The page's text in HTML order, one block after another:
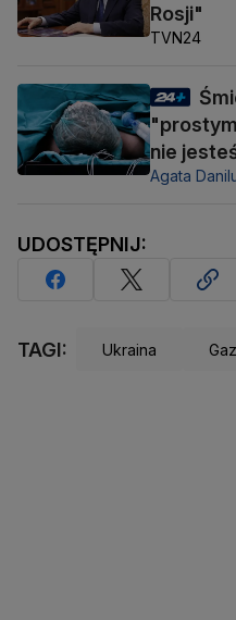
Rosji"
TVN24
nie
Agata
UDOSTĘPNIJ:
TAGI: Ukraina